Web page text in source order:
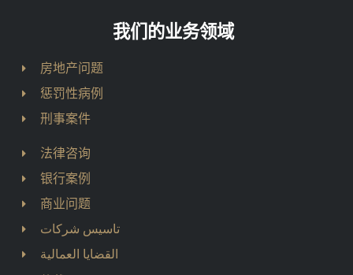
我们的业务领域
房地产问题
惩罚性病例
刑事案件
法律咨询
银行案例
商业问题
تاسيس شركات
القضايا العمالية